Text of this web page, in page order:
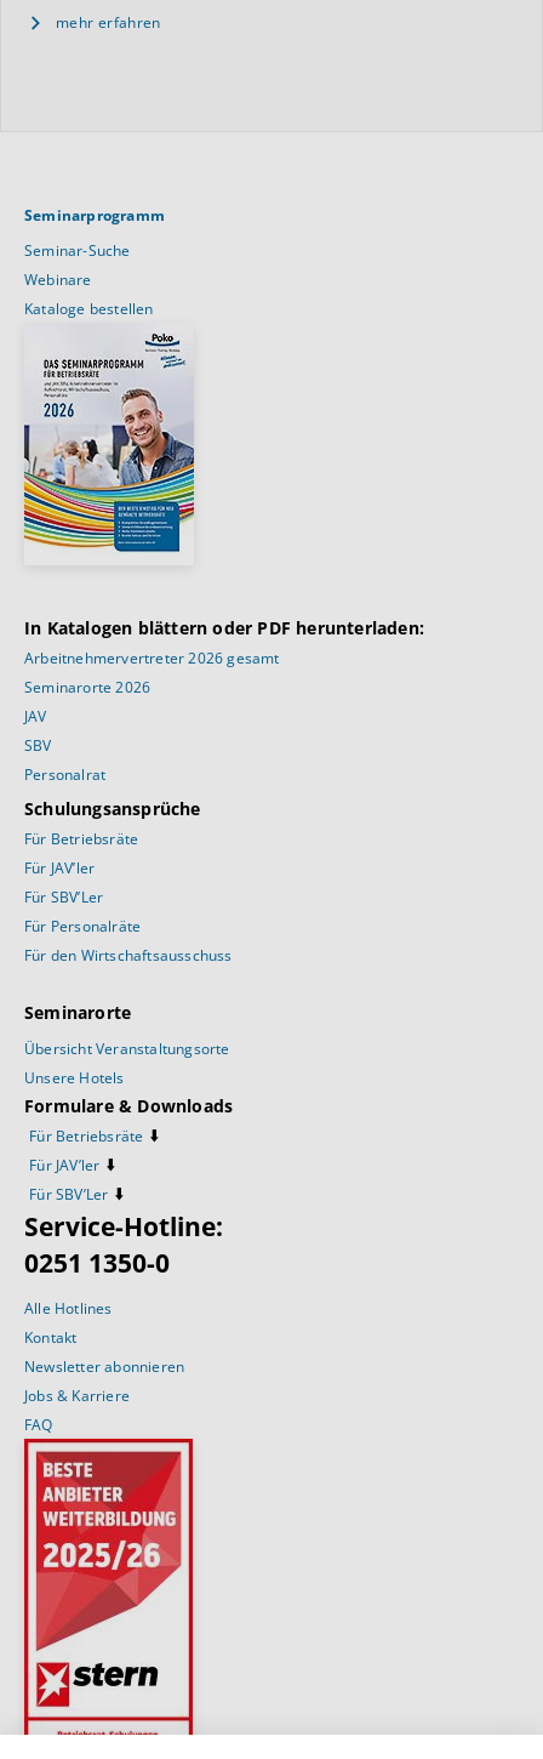
mehr erfahren
Seminarprogramm
Seminar-Suche
Webinare
Kataloge bestellen
In Katalogen blättern oder PDF herunterladen:
Arbeitnehmervertreter 2026 gesamt
Seminarorte 2026
JAV
SBV
Personalrat
Schulungsansprüche
Für Betriebsräte
Für JAV’ler
Für SBV’Ler
Für Personalräte
Für den Wirtschaftsausschuss
Seminarorte
Übersicht Veranstaltungsorte
Unsere Hotels
Formulare & Downloads
Für Betriebsräte ⬇️
Für JAV’ler ⬇️
Für SBV’Ler ⬇️
Service-Hotline:
0251 1350-0
Alle Hotlines
Kontakt
Newsletter abonnieren
Jobs & Karriere
FAQ